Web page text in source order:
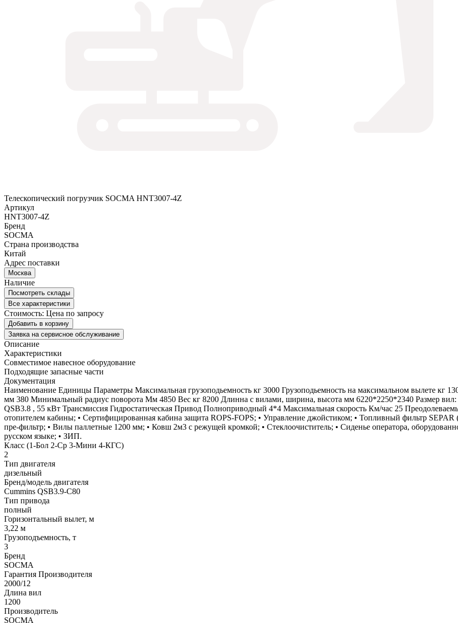
Телескопический погрузчик SOCMA HNT3007-4Z
Артикул
HNT3007-4Z
Бренд
SOCMA
Страна производства
Китай
Адрес поставки
Москва
Наличие
Посмотреть склады
Все характеристики
Стоимость: Цена по запросу
Добавить в корзину
Заявка на сервисное обслуживание
Описание
Характеристики
Совместимое навесное оборудование
Подходящие запасные части
Документация
Наименование Единицы Параметры Максимальная грузоподьемность кг 3000 Грузоподьемность на максимальном вылете кг
мм 380 Минимальный радиус поворота Мм 4850 Вес кг 8200 Длинна с вилами, ширина, высота мм 6220*2250*2340 Размер
QSB3.8 , 55 кВт Трансмиссия Гидростатическая Привод Полноприводный 4*4 Максимальная скорость Км/час 25
отопителем кабины; • Сертифицированная кабина защита ROPS-FOPS; • Управление джойстиком; • Топливный фильтр SEPAR
пре-фильтр; • Вилы паллетные 1200 мм; • Ковш 2м3 с режущей кромкой; • Стеклоочиститель; • Сиденье оператора,
русском языке; • ЗИП.
Класс (1-Бол 2-Ср 3-Мини 4-КГС)
2
Тип двигателя
дизельный
Бренд/модель двигателя
Cummins QSB3.9-С80
Тип привода
полный
Горизонтальный вылет, м
3,22 м
Грузоподъемность, т
3
Бренд
SOCMA
Гарантия Производителя
2000/12
Длина вил
1200
Производитель
SOCMA